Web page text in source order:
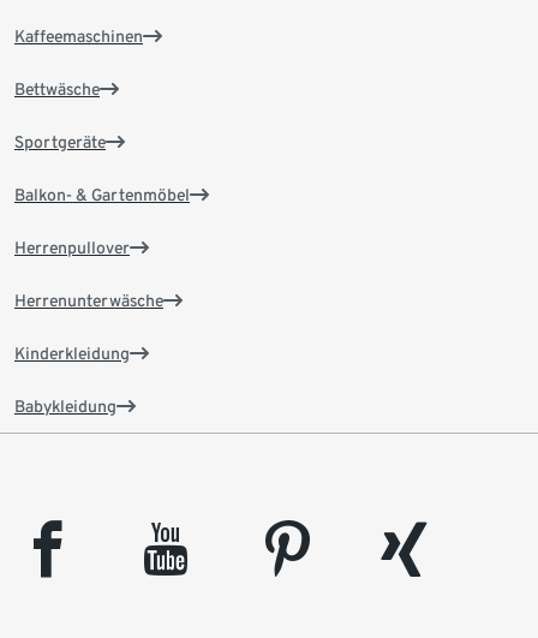
Kaffeemaschinen
Bettwäsche
Sportgeräte
Balkon- & Gartenmöbel
Herrenpullover
Herrenunterwäsche
Kinderkleidung
Babykleidung
facebook youtube pinterest
xing